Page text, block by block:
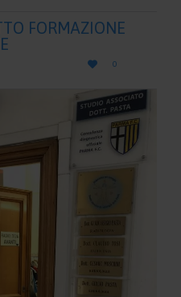
FORMAZIONE

LOVE
IT
0